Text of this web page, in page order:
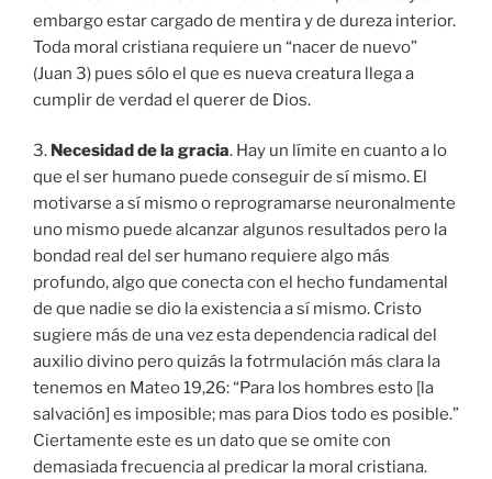
embargo estar cargado de mentira y de dureza interior.
Toda moral cristiana requiere un “nacer de nuevo”
(Juan 3) pues sólo el que es nueva creatura llega a
cumplir de verdad el querer de Dios.
3. Necesidad de la gracia. Hay un límite en cuanto a lo
que el ser humano puede conseguir de sí mismo. El
motivarse a sí mismo o reprogramarse neuronalmente
uno mismo puede alcanzar algunos resultados pero la
bondad real del ser humano requiere algo más
profundo, algo que conecta con el hecho fundamental
de que nadie se dio la existencia a sí mismo. Cristo
sugiere más de una vez esta dependencia radical del
auxilio divino pero quizás la fotrmulación más clara la
tenemos en Mateo 19,26: “Para los hombres esto [la
salvación] es imposible; mas para Dios todo es posible.”
Ciertamente este es un dato que se omite con
demasiada frecuencia al predicar la moral cristiana.